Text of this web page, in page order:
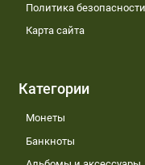
Политика безопасности
Карта сайта
Категории
Монеты
Банкноты